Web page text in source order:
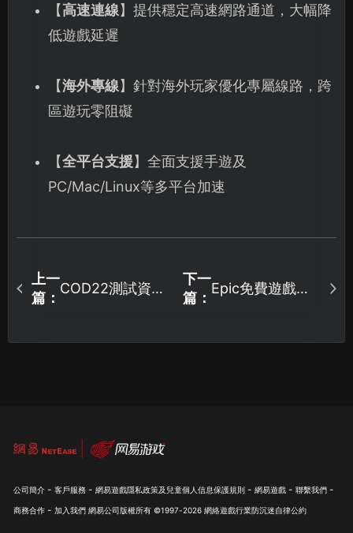
【高速連線】提供穩定高速網路通道，大幅降
低遊戲延遲
【海外專線】針對海外玩家優化專屬線路，跨
區遊玩零阻礙
【全平台支援】全面支援手遊及
PC/Mac/Linux等多平台加速
上一
篇：
COD22測試資格
下一
篇：
Epic免費遊戲領
公司簡介 - 客戶服務 - 網易遊戲隱私政策及兒童個人信息保護規則 - 網易遊戲 - 聯繫我們 -
商務合作 - 加入我們 網易公司版權所有 ©1997-2026 網絡遊戲行業防沉迷自律公約